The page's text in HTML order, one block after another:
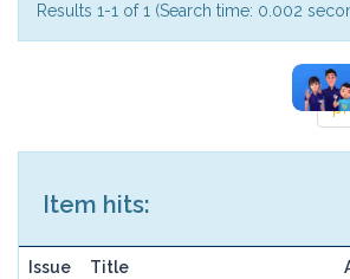
Results 1-1 of 1 (Search time: 0.002
Item hits:
Issue
Title